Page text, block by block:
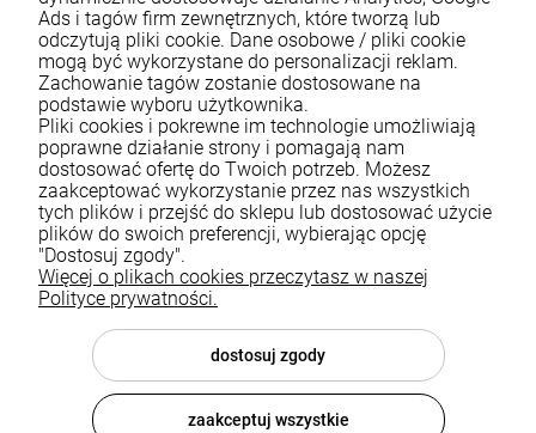
Pomoc
Moje konto
Płatności i dostawa
Informacje
Ads i tagów firm zewnętrznych, które tworzą lub
odczytują pliki cookie. Dane osobowe / pliki cookie
mogą być wykorzystane do personalizacji reklam.
Zachowanie tagów zostanie dostosowane na
podstawie wyboru użytkownika.
Pliki cookies i pokrewne im technologie umożliwiają
poprawne działanie strony i pomagają nam
dostosować ofertę do Twoich potrzeb. Możesz
zaakceptować wykorzystanie przez nas wszystkich
tych plików i przejść do sklepu lub dostosować użycie
plików do swoich preferencji, wybierając opcję
"Dostosuj zgody".
Więcej o plikach cookies przeczytasz w naszej
Polityce prywatności.
dostosuj zgody
zaakceptuj wszystkie